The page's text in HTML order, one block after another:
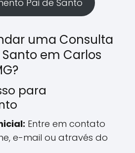
Pai de Santo
uma Consulta
em Carlos
para
Entre em contato
e-mail ou através do